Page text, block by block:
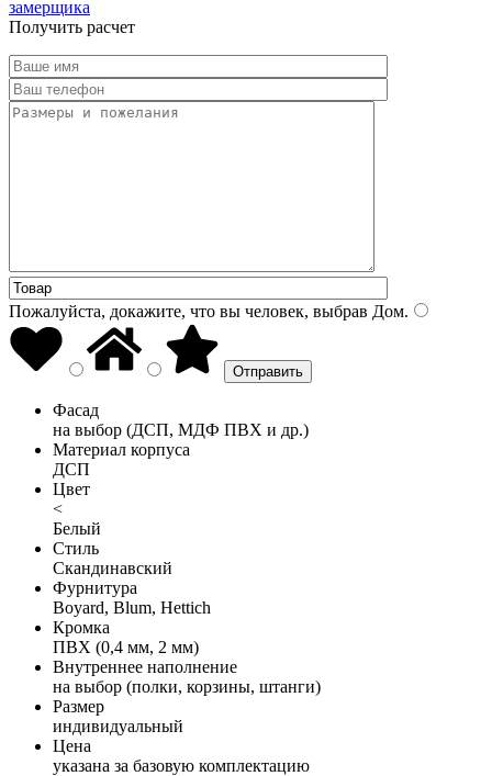
замерщика
Получить расчет
Пожалуйста, докажите, что вы человек, выбрав Дом.
Фасад
на выбор (ДСП, МДФ ПВХ и др.)
Материал корпуса
ДСП
Цвет
<
Белый
Стиль
Скандинавский
Фурнитура
Boyard, Blum, Hettich
Кромка
ПВХ (0,4 мм, 2 мм)
Внутреннее наполнение
на выбор (полки, корзины, штанги)
Размер
индивидуальный
Цена
указана за базовую комплектацию